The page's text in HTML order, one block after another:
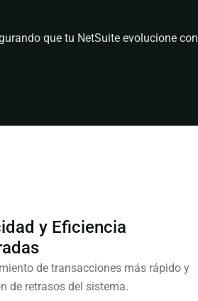
que tu NetSuite evolucione
y Eficiencia
de transacciones más rápido y
de retrasos del sistema.